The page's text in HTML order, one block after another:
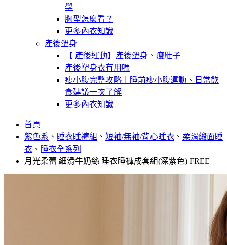
學
胸型怎麼看？
更多內衣知識
產後塑身
【 產後運動】產後塑身、瘦肚子
產後塑身衣有用嗎
瘦小腹完整攻略｜睡前瘦小腹運動、日常飲
食建議一次了解
更多內衣知識
首頁
紫色系 、 睡衣睡褲組 、 短袖/無袖/背心睡衣 、 柔滑緞面睡
衣 、 睡衣全系列
月光柔蕾 細滑牛奶絲 睡衣睡褲成套組(深紫色) FREE